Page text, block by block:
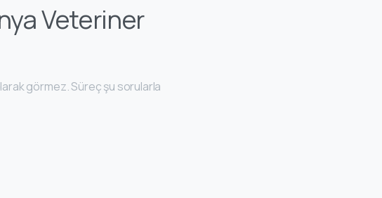
Veteriner
görmez. Süreç şu sorularla